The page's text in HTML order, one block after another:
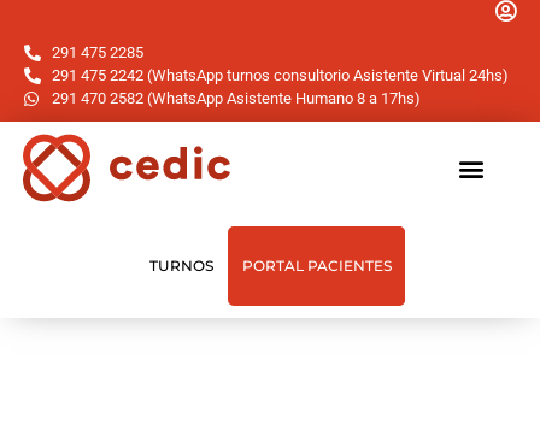
291 475 2285
291 475 2242 (WhatsApp turnos consultorio Asistente Virtual 24hs)
291 470 2582 (WhatsApp Asistente Humano 8 a 17hs)
TURNOS PORTAL PACIENTES